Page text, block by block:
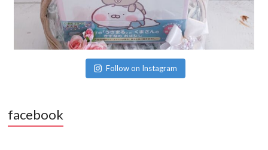
Follow on Instagram
facebook